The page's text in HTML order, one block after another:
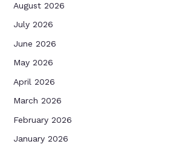
August 2026
July 2026
June 2026
May 2026
April 2026
March 2026
February 2026
January 2026